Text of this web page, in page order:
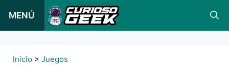
MENÚ
Inicio > Juegos